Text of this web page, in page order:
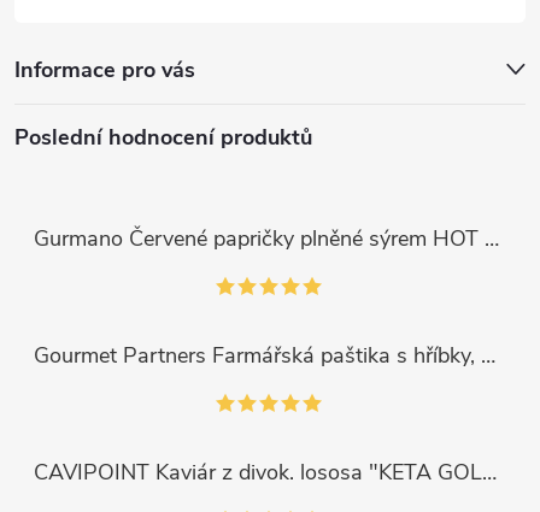
Informace pro vás
Poslední hodnocení produktů
Gurmano Červené papričky plněné sýrem HOT palivé, 290g
Gourmet Partners Farmářská paštika s hříbky, 180g
CAVIPOINT Kaviár z divok. lososa "KETA GOLD", 200g